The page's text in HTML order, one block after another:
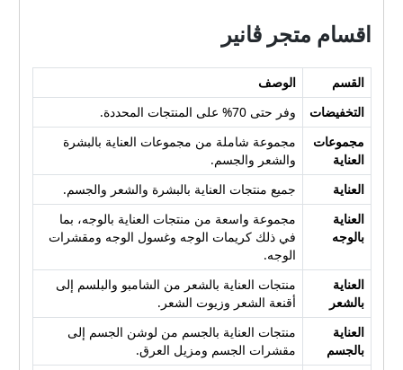
اقسام متجر ڤانير
القسم
الوصف
التخفيضات
وفر حتى 70% على المنتجات المحددة.
مجموعات
العناية
مجموعة شاملة من مجموعات العناية بالبشرة
والشعر والجسم.
العناية
جميع منتجات العناية بالبشرة والشعر والجسم.
العناية
بالوجه
مجموعة واسعة من منتجات العناية بالوجه، بما
في ذلك كريمات الوجه وغسول الوجه ومقشرات
الوجه.
العناية
بالشعر
منتجات العناية بالشعر من الشامبو والبلسم إلى
أقنعة الشعر وزيوت الشعر.
العناية
بالجسم
منتجات العناية بالجسم من لوشن الجسم إلى
مقشرات الجسم ومزيل العرق.